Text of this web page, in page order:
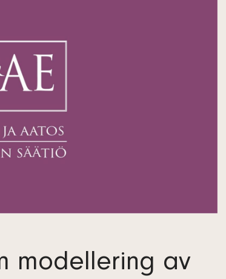
modellering av